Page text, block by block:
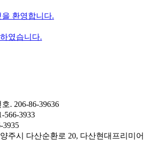
환영합니다.
였습니다.
. 206-86-39636
566-3933
3935
주시 다산순환로 20, 다산현대프리미어